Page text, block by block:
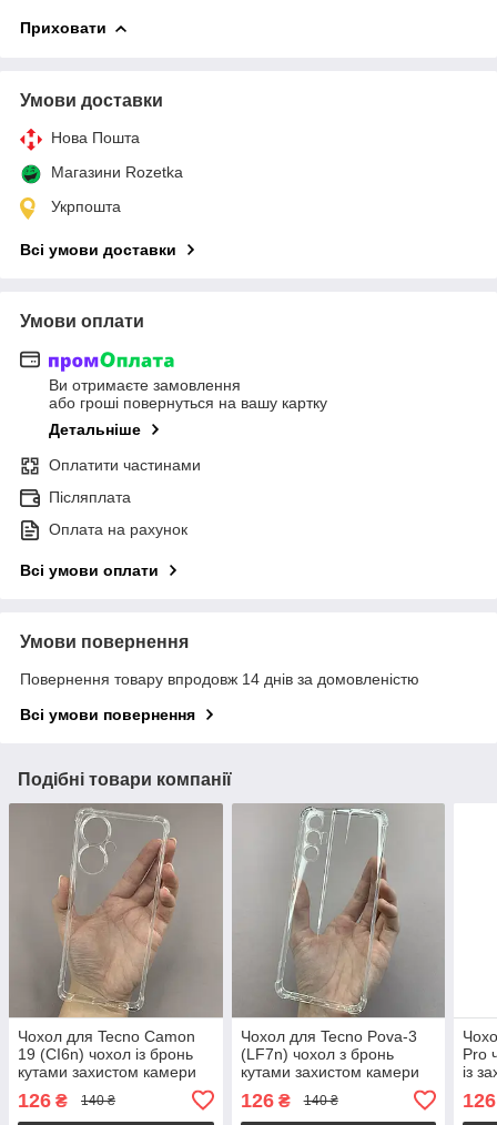
Приховати
Умови доставки
Нова Пошта
Магазини Rozetka
Укрпошта
Всі умови доставки
Умови оплати
Ви отримаєте замовлення
або гроші повернуться на вашу картку
Детальніше
Оплатити частинами
Післяплата
Оплата на рахунок
Всі умови оплати
Умови повернення
Повернення товару впродовж 14 днів за домовленістю
Всі умови повернення
Подібні товари компанії
Чохол для Tecno Camon
19 (CI6n) чохол із бронь
кутами захистом камери
на телефон техно камон
19 прозорий ttp
126 ₴ 140 ₴
Чохол для Tecno Pova-3
(LF7n) чохол з бронь
кутами захистом камери
на телефон техно пова 3
прозорий ttp
126₴ 140 ₴
Pro
із
126